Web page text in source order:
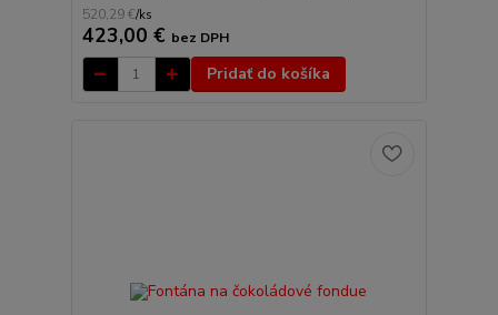
520,29 €/ks
423,00 € bez DPH
Pridať do košíka